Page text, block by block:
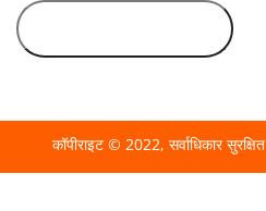
कॉपीराइट © 2022, सर्वाधिकार सुरक्षित